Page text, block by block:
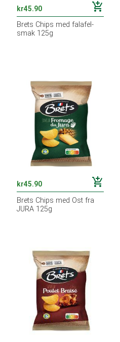
kr45.90 add_shopping_cart
Brets Chips med falafel-
smak 125g
kr45.90 add_shopping_cart
Brets Chips med Ost fra
JURA 125g